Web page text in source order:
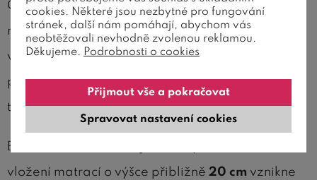
Čelo u hlavy je navrženo v jednoduchém stylu s
rovnými liniemi a decentními průhledy. Jeho
výška činícca 92 cm, takže se o něj můžete
pohodlně opřít třeba při čtení nebo sledování
televize.
Bočnice i čelo u nohou jsou ve výšce
vložení matrací o výšce přibližně 20 cm vznikne
cookies. Některé jsou nezbytné pro fungování
stránek, další nám pomáhají, abychom vás
neobtěžovali nevhodně zvolenou reklamou.
Děkujeme. Podrobnosti o cookies
Spravovat nastavení cookies
Přijmout vše a pokračovat